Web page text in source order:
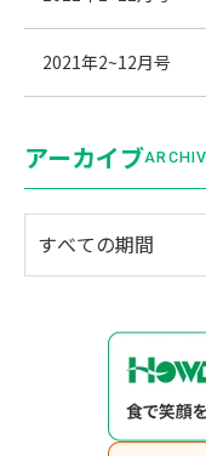
2021年2~12月号
アーカイブ